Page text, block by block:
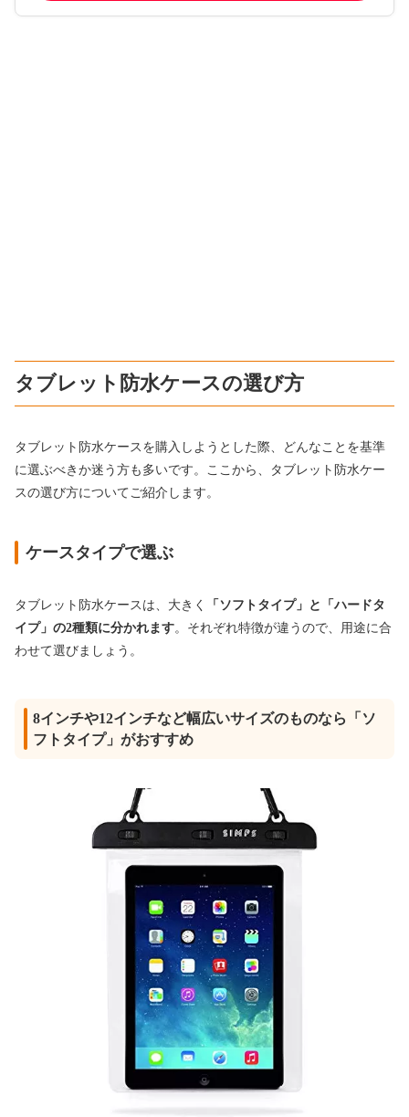
タブレット防水ケースの選び方
タブレット防水ケースを購入しようとした際、どんなことを基準
に選ぶべきか迷う方も多いです。ここから、タブレット防水ケー
スの選び方についてご紹介します。
ケースタイプで選ぶ
タブレット防水ケースは、大きく
「ソフトタイプ」と「ハードタ
イプ」の2種類に分かれます。それぞれ特徴が違うので、用途に合
わせて選びましょう。
8インチや12インチなど幅広いサイズのものなら「ソ
フトタイプ」がおすすめ